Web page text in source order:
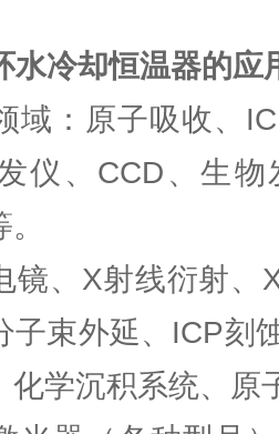
水冷却恒温器的应
域：原子吸收、
仪、CCD、生
镜、X射线衍射、
子束外延、ICP刻
化学沉积系统、原